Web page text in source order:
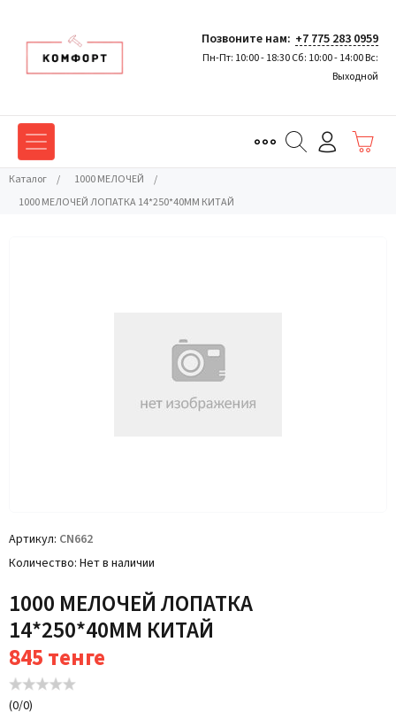
Позвоните нам: +7 775 283 0959
Пн-Пт: 10:00 - 18:30 Сб: 10:00 - 14:00 Вс:
Выходной
Каталог / 1000 МЕЛОЧЕЙ
/
1000 МЕЛОЧЕЙ ЛОПАТКА 14*250*40ММ КИТАЙ
Артикул CN662
Количество Нет в наличии
1000 МЕЛОЧЕЙ ЛОПАТКА
14*250*40ММ КИТАЙ
845тенге
(0/0)